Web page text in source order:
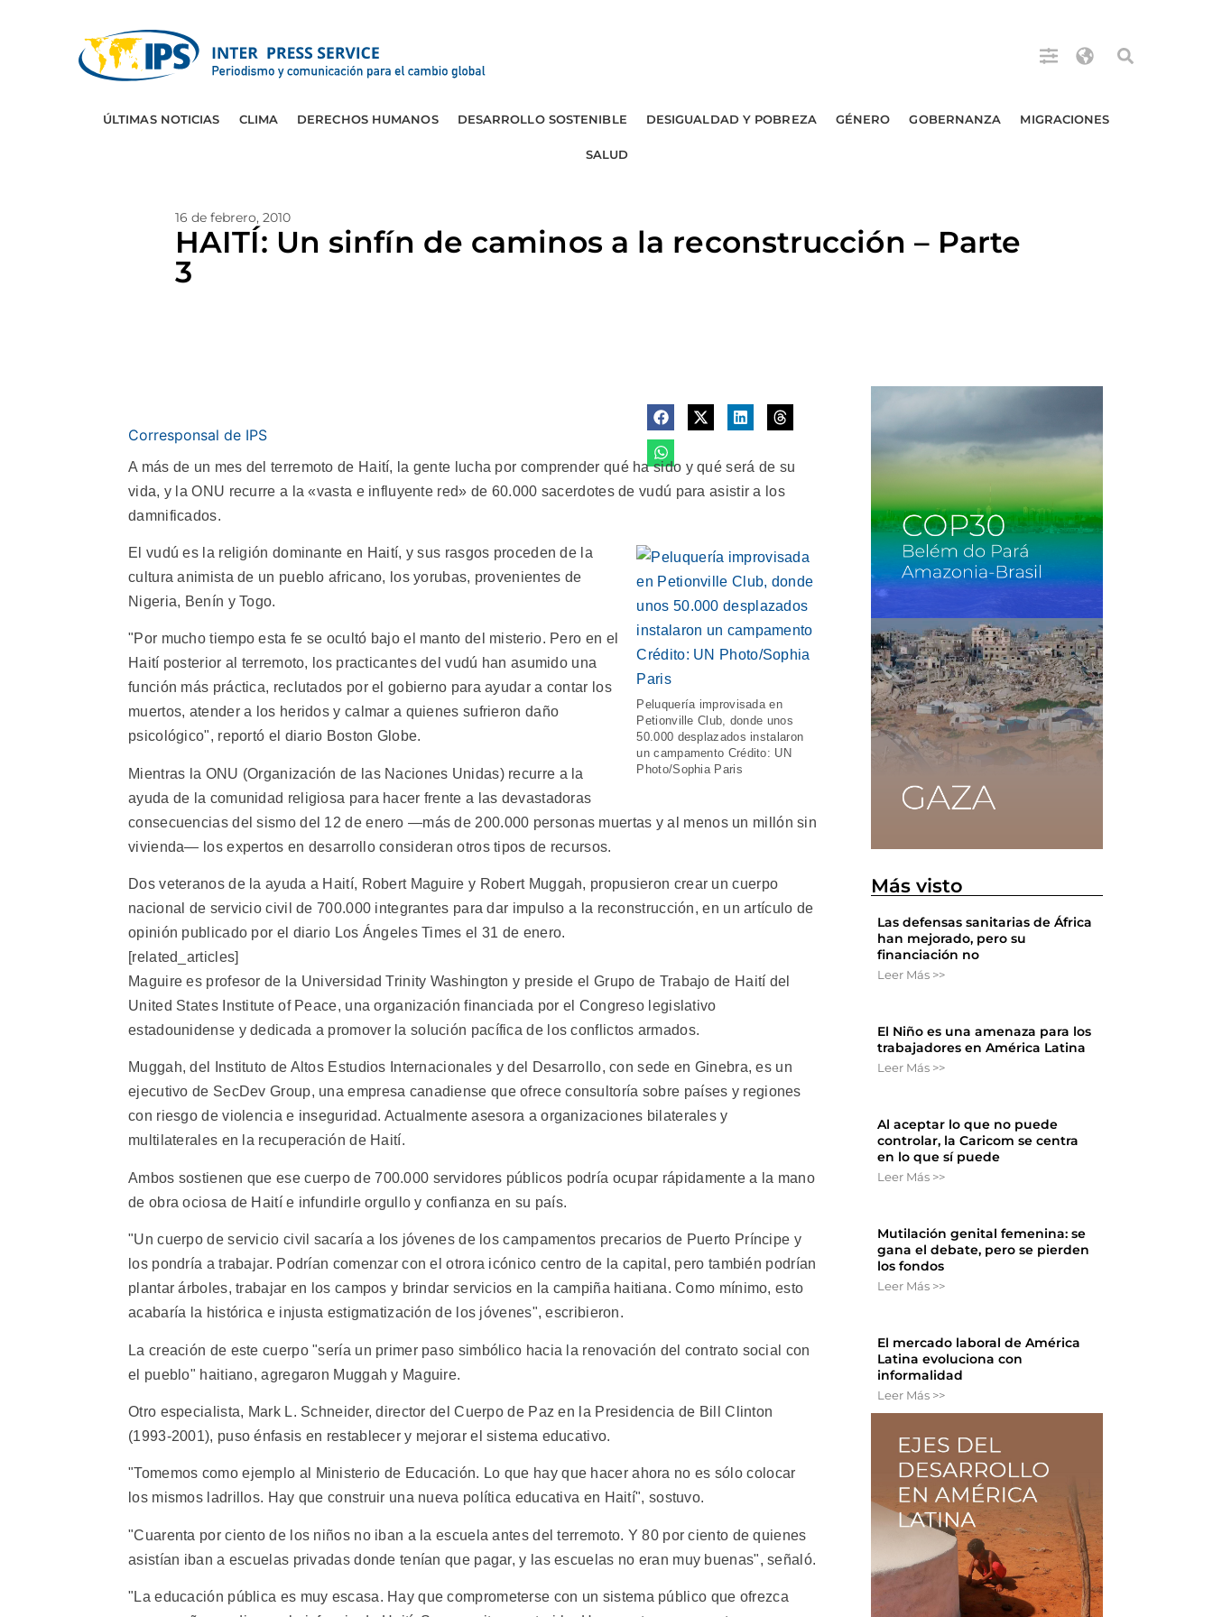
ÚLTIMAS NOTICIAS CLIMA DERECHOS HUMANOS DESARROLLO SOSTENIBLE DESIGUALDAD Y POBREZA GÉNERO GOBERNANZA MIGRACIONES
SALUD
16 de febrero, 2010
HAITÍ: Un sinfín de caminos a la reconstrucción – Parte
3
Corresponsal de IPS
A más de un mes del terremoto de Haití, la gente lucha por comprender qué ha sido y qué será de su
vida, y la ONU recurre a la «vasta e influyente red» de 60.000 sacerdotes de vudú para asistir a los
damnificados.
Peluquería improvisada en
Petionville Club, donde unos
50.000 desplazados instalaron
un campamento Crédito: UN
Photo/Sophia Paris
El vudú es la religión dominante en Haití, y sus rasgos proceden de la
cultura animista de un pueblo africano, los yorubas, provenientes de
Nigeria, Benín y Togo.
"Por mucho tiempo esta fe se ocultó bajo el manto del misterio. Pero en el
Haití posterior al terremoto, los practicantes del vudú han asumido una
función más práctica, reclutados por el gobierno para ayudar a contar los
muertos, atender a los heridos y calmar a quienes sufrieron daño
psicológico", reportó el diario Boston Globe.
Mientras la ONU (Organización de las Naciones Unidas) recurre a la
ayuda de la comunidad religiosa para hacer frente a las devastadoras
consecuencias del sismo del 12 de enero —más de 200.000 personas muertas y al menos un millón sin
vivienda— los expertos en desarrollo consideran otros tipos de recursos.
Dos veteranos de la ayuda a Haití, Robert Maguire y Robert Muggah, propusieron crear un cuerpo
nacional de servicio civil de 700.000 integrantes para dar impulso a la reconstrucción, en un artículo de
opinión publicado por el diario Los Ángeles Times el 31 de enero.
[related_articles]
Maguire es profesor de la Universidad Trinity Washington y preside el Grupo de Trabajo de Haití del
United States Institute of Peace, una organización financiada por el Congreso legislativo
estadounidense y dedicada a promover la solución pacífica de los conflictos armados.
Muggah, del Instituto de Altos Estudios Internacionales y del Desarrollo, con sede en Ginebra, es un
ejecutivo de SecDev Group, una empresa canadiense que ofrece consultoría sobre países y regiones
con riesgo de violencia e inseguridad. Actualmente asesora a organizaciones bilaterales y
multilaterales en la recuperación de Haití.
Ambos sostienen que ese cuerpo de 700.000 servidores públicos podría ocupar rápidamente a la mano
de obra ociosa de Haití e infundirle orgullo y confianza en su país.
"Un cuerpo de servicio civil sacaría a los jóvenes de los campamentos precarios de Puerto Príncipe y
los pondría a trabajar. Podrían comenzar con el otrora icónico centro de la capital, pero también podrían
plantar árboles, trabajar en los campos y brindar servicios en la campiña haitiana. Como mínimo, esto
acabaría la histórica e injusta estigmatización de los jóvenes", escribieron.
La creación de este cuerpo "sería un primer paso simbólico hacia la renovación del contrato social con
el pueblo" haitiano, agregaron Muggah y Maguire.
Otro especialista, Mark L. Schneider, director del Cuerpo de Paz en la Presidencia de Bill Clinton
(1993-2001), puso énfasis en restablecer y mejorar el sistema educativo.
"Tomemos como ejemplo al Ministerio de Educación. Lo que hay que hacer ahora no es sólo colocar
los mismos ladrillos. Hay que construir una nueva política educativa en Haití", sostuvo.
"Cuarenta por ciento de los niños no iban a la escuela antes del terremoto. Y 80 por ciento de quienes
asistían iban a escuelas privadas donde tenían que pagar, y las escuelas no eran muy buenas", señaló.
"La educación pública es muy escasa. Hay que comprometerse con un sistema público que ofrezca
Más visto
Las defensas sanitarias de África
han mejorado, pero su
financiación no
Leer Más >>
El Niño es una amenaza para los
trabajadores en América Latina
Leer Más >>
Al aceptar lo que no puede
controlar, la Caricom se centra
en lo que sí puede
Leer Más >>
Mutilación genital femenina: se
gana el debate, pero se pierden
los fondos
Leer Más >>
El mercado laboral de América
Latina evoluciona con
informalidad
Leer Más >>